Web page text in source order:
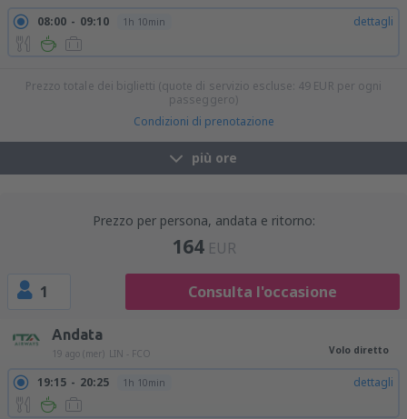
08:00 09:10 1h 10min dettagli
Prezzo totale dei biglietti (quote di servizio escluse: 49 EUR per ogni
passeggero)
Condizioni di prenotazione
più ore
Prezzo per persona, andata e ritorno:
164 EUR
1 Consulta l'occasione
Andata
19 ago (mer) LIN - FCO Volo diretto
19:15 20:25 1h 10min dettagli